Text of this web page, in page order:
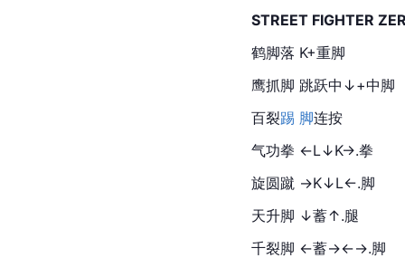
STREET FIGHTER
鹤脚落 K+重脚
鹰抓脚 跳跃中↓+中脚
百裂踢 脚连按
气功拳 ←L↓K→.拳
旋圆蹴 →K↓L←.脚
天升脚 ↓蓄↑.腿
千裂脚 ←蓄→←→.脚